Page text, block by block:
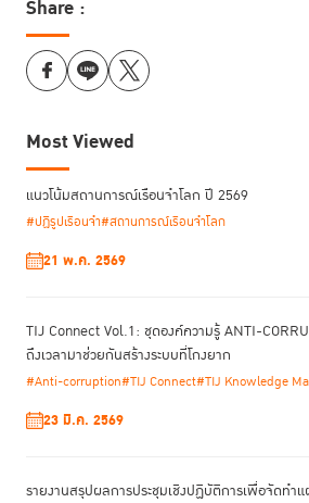
Share :
Most Viewed
แนวโน้มสถานการณ์เรือนจำโลก ปี 2569
#ปฏิรูปเรือนจำ#สถานการณ์เรือนจำโลก
21 พ.ค. 2569
TIJ Connect Vol.1: ชุดองค์ความรู้ ANTI-
ถึงเวลามาช่วยกันสร้างระบบที่โกงยาก
#Anti-corruption#TIJ Connect#TIJ Knowledge
23 มี.ค. 2569
รายงานสรุปผลการประชุมเชิงปฏิบัติการเพื่อจัดทํา